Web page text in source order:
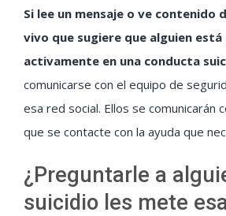
Si lee un mensaje o ve contenido
vivo que sugiere que alguien
activamente en una conducta
comunicarse con el equipo de
esa red social. Ellos se comunicarán
que se contacte con la ayuda que
¿Preguntarle a
suicidio les mete